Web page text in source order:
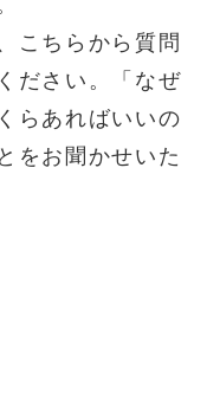
こちらから質問
ださい。「なぜ
らあればいいの
をお聞かせいた